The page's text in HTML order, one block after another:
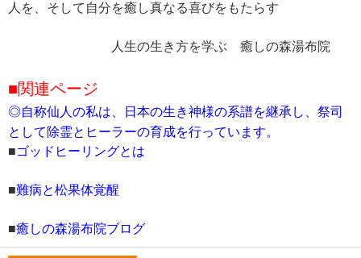
人を、そして自分を癒し真なる喜びをもたらす
人生の生き方を学ぶ 癒しの森湯布院
■関連ページ
◎自称仙人の私は、日本の生き神様の系譜を継承し、祭司
として除霊とヒーラーの育成を行っています。
■ゴッドヒーリングとは
■難病と松果体覚醒
■癒しの森湯布院ブログ